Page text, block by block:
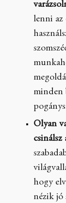
lenni az
minden
Olyan
csinálsz
hogy
nézik jó